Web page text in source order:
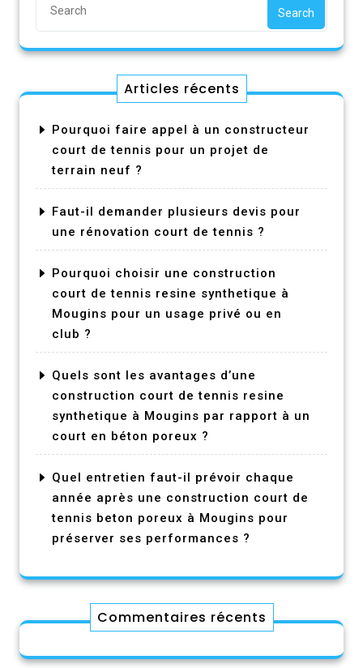
Search
Articles récents
Pourquoi faire appel à un constructeur
court de tennis pour un projet de
terrain neuf ?
Faut-il demander plusieurs devis pour
une rénovation court de tennis ?
Pourquoi choisir une construction
court de tennis resine synthetique à
Mougins pour un usage privé ou en
club ?
Quels sont les avantages d’une
construction court de tennis resine
synthetique à Mougins par rapport à un
court en béton poreux ?
Quel entretien faut-il prévoir chaque
année après une construction court de
tennis beton poreux à Mougins pour
préserver ses performances ?
Commentaires récents